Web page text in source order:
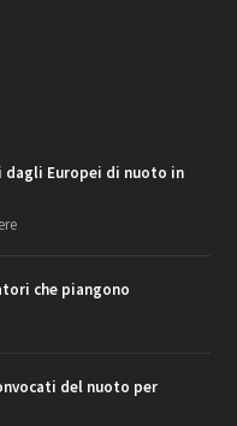
dagli Europei di nuoto in
che piangono
del nuoto per